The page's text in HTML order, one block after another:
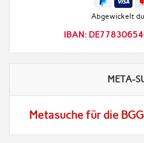
Abgewickelt
IBAN:
META-
Metasuche für die